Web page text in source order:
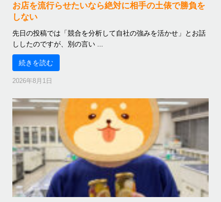
お店を流行らせたいなら絶対に相手の土俵で勝負を
しない
先日の投稿では「競合を分析して自社の強みを活かせ」とお話
ししたのですが、別の言い ...
続きを読む
2026年8月1日